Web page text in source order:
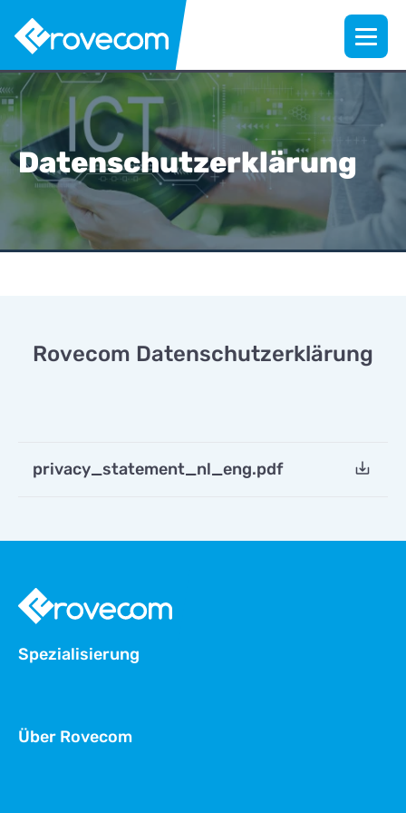
Datenschutzerklärung
Rovecom Datenschutzerklärung
privacy_statement_nl_eng.pdf
Spezialisierung
Über Rovecom